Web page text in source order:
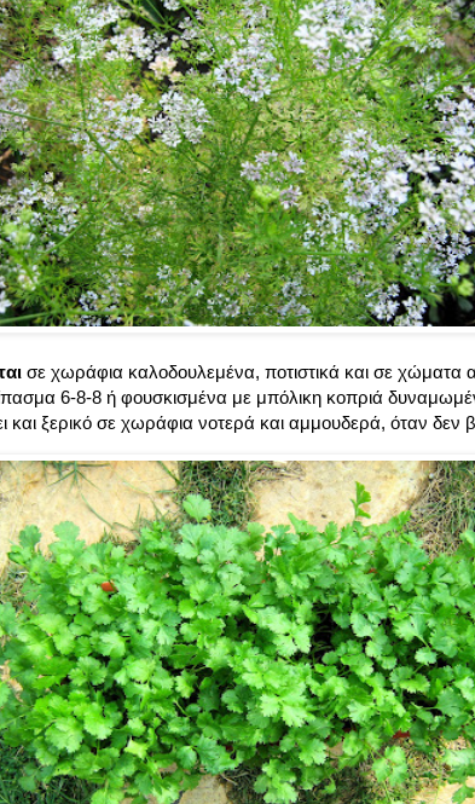
σε χωράφια καλοδουλεμένα, ποτιστικά και σε χώματα
6-8-8 ή φουσκισμένα με μπόλικη κοπριά
ξερικό σε χωράφια νοτερά και αμμουδερά, όταν δεν